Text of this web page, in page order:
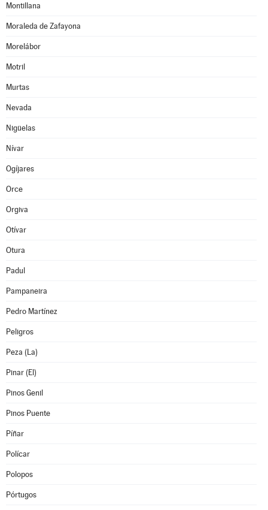
Montillana
Moraleda de Zafayona
Morelábor
Motril
Murtas
Nevada
Nigüelas
Nívar
Ogíjares
Orce
Orgiva
Otívar
Otura
Padul
Pampaneira
Pedro Martínez
Peligros
Peza (La)
Pinar (El)
Pinos Genil
Pinos Puente
Píñar
Polícar
Polopos
Pórtugos